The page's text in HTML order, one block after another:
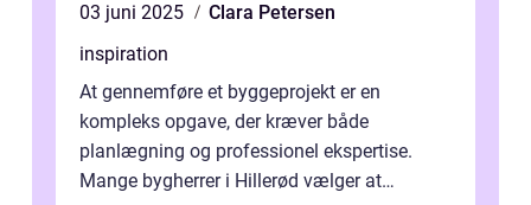
03 juni 2025
Clara Petersen
inspiration
At gennemføre et byggeprojekt er en
kompleks opgave, der kræver både
planlægning og professionel ekspertise.
Mange bygherrer i Hillerød vælger at